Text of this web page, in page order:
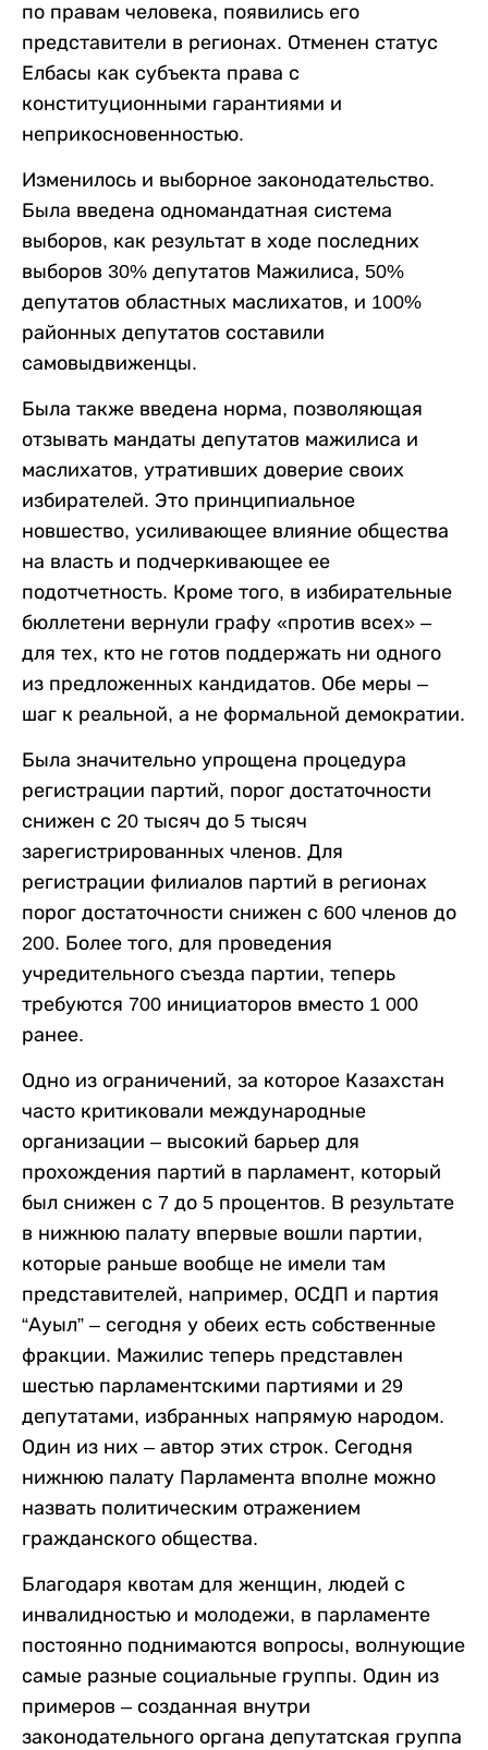
по правам человека, появились его
представители в регионах. Отменен статус
Елбасы как субъекта права с
конституционными гарантиями и
неприкосновенностью.
Изменилось и выборное законодательство.
Была введена одномандатная система
выборов, как результат в ходе последних
выборов 30% депутатов Мажилиса, 50%
депутатов областных маслихатов, и 100%
районных депутатов составили
самовыдвиженцы.
Была также введена норма, позволяющая
отзывать мандаты депутатов мажилиса и
маслихатов, утративших доверие своих
избирателей. Это принципиальное
новшество, усиливающее влияние общества
на власть и подчеркивающее ее
подотчетность. Кроме того, в избирательные
бюллетени вернули графу «против всех» –
для тех, кто не готов поддержать ни одного
из предложенных кандидатов. Обе меры –
шаг к реальной, а не формальной демократии.
Была значительно упрощена процедура
регистрации партий, порог достаточности
снижен с 20 тысяч до 5 тысяч
зарегистрированных членов. Для
регистрации филиалов партий в регионах
порог достаточности снижен с 600 членов до
200. Более того, для проведения
учредительного съезда партии, теперь
требуются 700 инициаторов вместо 1 000
ранее.
Одно из ограничений, за которое Казахстан
часто критиковали международные
организации – высокий барьер для
прохождения партий в парламент, который
был снижен с 7 до 5 процентов. В результате
в нижнюю палату впервые вошли партии,
которые раньше вообще не имели там
представителей, например, ОСДП и партия
“Ауыл” – сегодня у обеих есть собственные
фракции. Мажилис теперь представлен
шестью парламентскими партиями и 29
депутатами, избранных напрямую народом.
Один из них – автор этих строк. Сегодня
нижнюю палату Парламента вполне можно
назвать политическим отражением
гражданского общества.
Благодаря квотам для женщин, людей с
инвалидностью и молодежи, в парламенте
постоянно поднимаются вопросы, волнующие
самые разные социальные группы. Один из
примеров – созданная внутри
законодательного органа депутатская группа